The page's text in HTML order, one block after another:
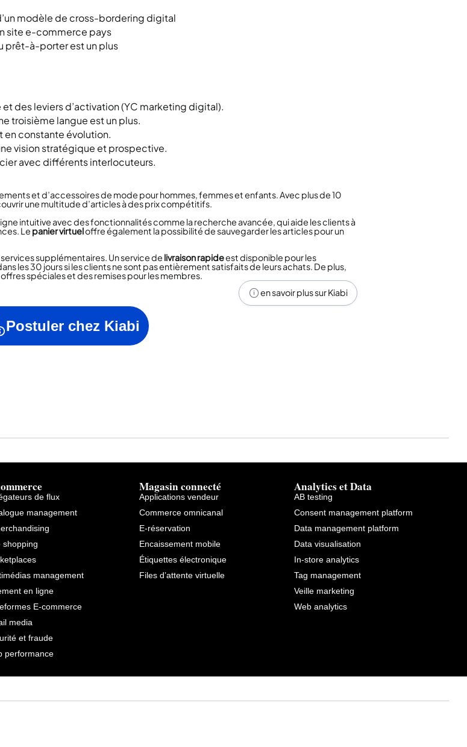
modèle de cross-bordering digital
site e-commerce pays
prêt-à-porter est un plus
des leviers d’activation (YC marketing digital).
troisième langue est un plus.
en constante évolution.
vision stratégique et prospective.
avec différents interlocuteurs.
et d’accessoires de mode pour hommes, femmes et enfants. Avec plus de 10
une multitude d’articles à des prix compétitifs.
intuitive avec des fonctionnalités comme la recherche avancée, qui aide les clients à
Le panier virtueloffre également la possibilité de sauvegarder les articles pour un
supplémentaires. Un service de livraison rapideest disponible pour les
les 30 jours si les clients ne sont pas entièrement satisfaits de leurs achats. De plus,
spéciales et des remises pour les membres.
en savoir plus sur Kiabi
Postuler chez Kiabi
de flux
management
shopping
management
en ligne
E-commerce
media
et fraude
performance
Magasin connecté
Applications vendeur
Commerce omnicanal
E-réservation
Encaissement mobile
Étiquettes électronique
Files d’attente virtuelle
Analytics et Data
AB testing
Consent management platform
Data management platform
Data visualisation
In-store analytics
Tag management
Veille marketing
Web analytics